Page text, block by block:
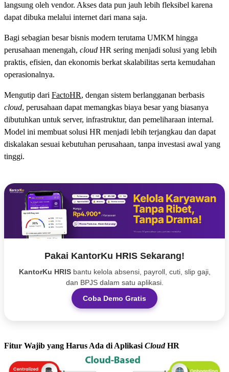
langsung oleh vendor. Akses data pun jauh lebih fleksibel karena
dapat dibuka melalui internet dari mana saja.
Bagi sebagian besar bisnis modern terutama UMKM hingga
perusahaan menengah, cloud HR sering menjadi solusi yang lebih
praktis, efisien, dan ekonomis berkat skalabilitas serta kemudahan
operasionalnya.
Mengutip dari FactoHR, dengan sistem berlangganan berbasis
cloud, perusahaan dapat memangkas biaya besar yang biasanya
dibutuhkan untuk server, infrastruktur, dan pemeliharaan internal.
Model ini membuat solusi HR menjadi lebih terjangkau dan dapat
diskalakan sesuai kebutuhan perusahaan, tanpa investasi awal yang
tinggi.
Pakai KantorKu HRIS Sekarang!
KantorKu HRISbantu kelola absensi, payroll, cuti, slip gaji,
dan BPJS dalam satu aplikasi.
Coba Demo Gratis
Fitur Wajib yang Harus Ada di Aplikasi CloudHR